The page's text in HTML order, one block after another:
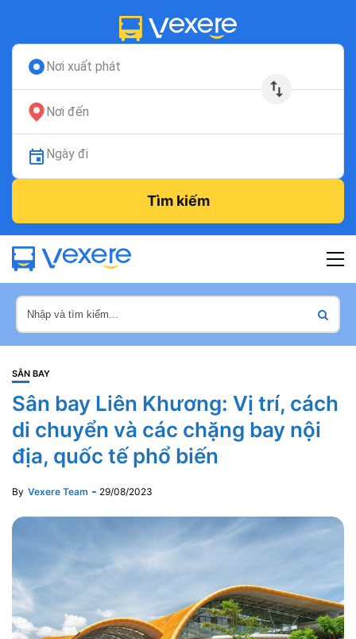
Nơi xuất phát
Nơi đến
Ngày đi
Tìm kiếm
SÂN BAY
Sân bay Liên Khương: Vị trí, cách
di chuyển và các chặng bay nội
địa, quốc tế phổ biến
By Vexere Team 29/08/2023